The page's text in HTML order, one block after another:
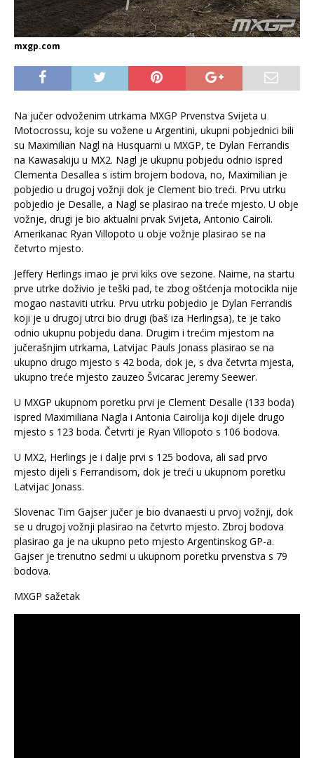
mxgp.com
Na jučer odvoženim utrkama MXGP Prvenstva Svijeta u
Motocrossu, koje su vožene u Argentini, ukupni pobjednici bili
su Maximilian Nagl na Husquarni u MXGP, te Dylan Ferrandis
na Kawasakiju u MX2. Nagl je ukupnu pobjedu odnio ispred
Clementa Desallea s istim brojem bodova, no, Maximilian je
pobjedio u drugoj vožnji dok je Clement bio treći. Prvu utrku
pobjedio je Desalle, a Nagl se plasirao na treće mjesto. U obje
vožnje, drugi je bio aktualni prvak Svijeta, Antonio Cairoli.
Amerikanac Ryan Villopoto u obje vožnje plasirao se na
četvrto mjesto.
Jeffery Herlings imao je prvi kiks ove sezone. Naime, na startu
prve utrke doživio je teški pad, te zbog oštćenja motocikla nije
mogao nastaviti utrku. Prvu utrku pobjedio je Dylan Ferrandis
koji je u drugoj utrci bio drugi (baš iza Herlingsa), te je tako
odnio ukupnu pobjedu dana. Drugim i trećim mjestom na
jučerašnjim utrkama, Latvijac Pauls Jonass plasirao se na
ukupno drugo mjesto s 42 boda, dok je, s dva četvrta mjesta,
ukupno treće mjesto zauzeo Švicarac Jeremy Seewer.
U MXGP ukupnom poretku prvi je Clement Desalle (133 boda)
ispred Maximiliana Nagla i Antonia Cairolija koji dijele drugo
mjesto s 123 boda. Četvrti je Ryan Villopoto s 106 bodova.
U MX2, Herlings je i dalje prvi s 125 bodova, ali sad prvo
mjesto dijeli s Ferrandisom, dok je treći u ukupnom poretku
Latvijac Jonass.
Slovenac Tim Gajser jučer je bio dvanaesti u prvoj vožnji, dok
se u drugoj vožnji plasirao na četvrto mjesto. Zbroj bodova
plasirao ga je na ukupno peto mjesto Argentinskog GP-a.
Gajser je trenutno sedmi u ukupnom poretku prvenstva s 79
bodova.
MXGP sažetak